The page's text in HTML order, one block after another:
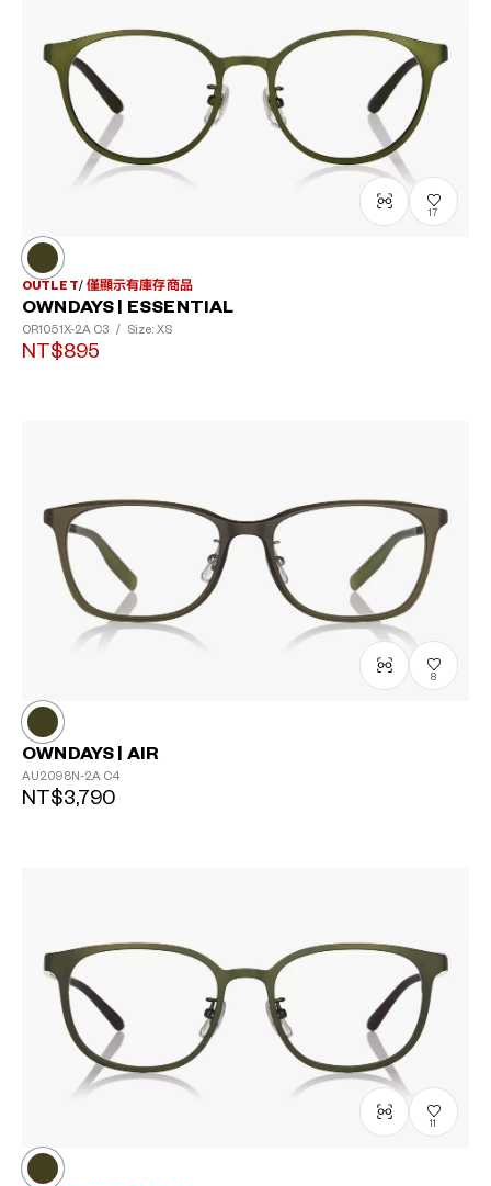
17
OUTLET 僅顯示有庫存商品
OWNDAYS | ESSENTIAL
OR1051X-2A C3 / Size: XS
NT$895
8
OWNDAYS | AIR
AU2098N-2A C4
NT$3,790
11